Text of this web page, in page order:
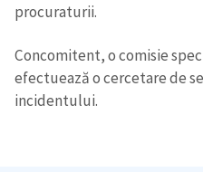
procuraturii.
Concomitent, o comisie
efectuează o cercetare de
incidentului.